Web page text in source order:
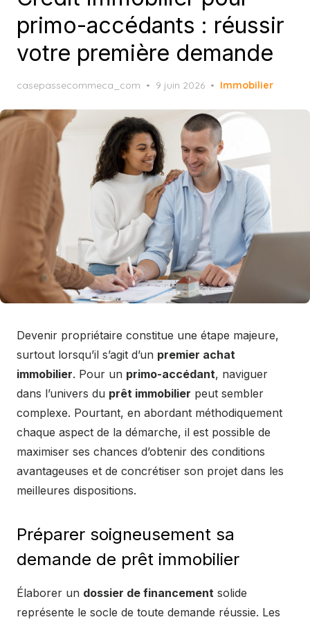
primo-accédants : réussir
votre première demande
casepassecommeca_com
Posted
9 juin 2026 Immobilier
Devenir propriétaire constitue une étape majeure,
surtout lorsqu’il s’agit d’un premier achat
immobilier. Pour un primo-accédant, naviguer
dans l’univers du prêt immobilier peut sembler
complexe. Pourtant, en abordant méthodiquement
chaque aspect de la démarche, il est possible de
maximiser ses chances d’obtenir des conditions
avantageuses et de concrétiser son projet dans les
meilleures dispositions.
Préparer soigneusement sa
demande de prêt immobilier
Élaborer un dossier de financement solide
représente le socle de toute demande réussie. Les